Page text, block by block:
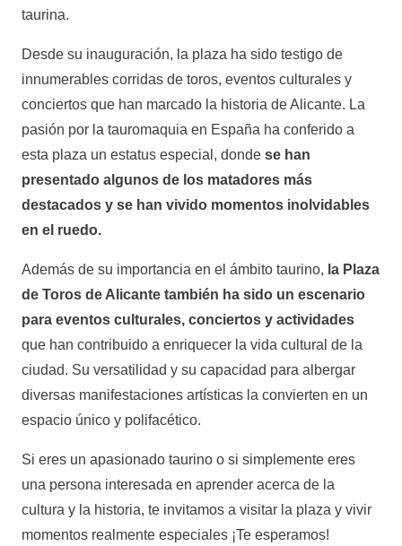
taurina.
Desde su inauguración, la plaza ha sido testigo de
innumerables corridas de toros, eventos culturales y
conciertos que han marcado la historia de Alicante. La
pasión por la tauromaquia en España ha conferido a
esta plaza un estatus especial, donde se han
presentado algunos de los matadores más
destacados y se han vivido momentos inolvidables
en el ruedo.
Además de su importancia en el ámbito taurino, la Plaza
de Toros de Alicante también ha sido un escenario
para eventos culturales, conciertos y actividades
que han contribuido a enriquecer la vida cultural de la
ciudad. Su versatilidad y su capacidad para albergar
diversas manifestaciones artísticas la convierten en un
espacio único y polifacético.
Si eres un apasionado taurino o si simplemente eres
una persona interesada en aprender acerca de la
cultura y la historia, te invitamos a visitar la plaza y vivir
momentos realmente especiales ¡Te esperamos!